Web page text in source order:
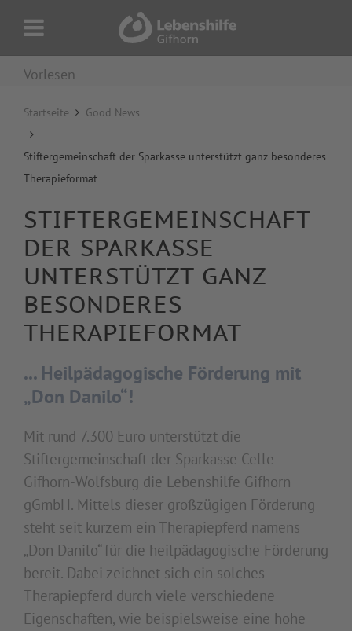
Vorlesen
Startseite Good News
Stiftergemeinschaft der Sparkasse unterstützt ganz besonderes
Therapieformat
STIFTERGEMEINSCHAFT
DER SPARKASSE
UNTERSTÜTZT GANZ
BESONDERES
THERAPIEFORMAT
... Heilpädagogische Förderung mit
„Don Danilo“!
Mit rund 7.300 Euro unterstützt die
Stiftergemeinschaft der Sparkasse Celle-
Gifhorn-Wolfsburg die Lebenshilfe Gifhorn
gGmbH. Mittels dieser großzügigen Förderung
steht seit kurzem ein Therapiepferd namens
„Don Danilo“ für die heilpädagogische Förderung
bereit. Dabei zeichnet sich ein solches
Therapiepferd durch viele verschiedene
Eigenschaften, wie beispielsweise eine hohe